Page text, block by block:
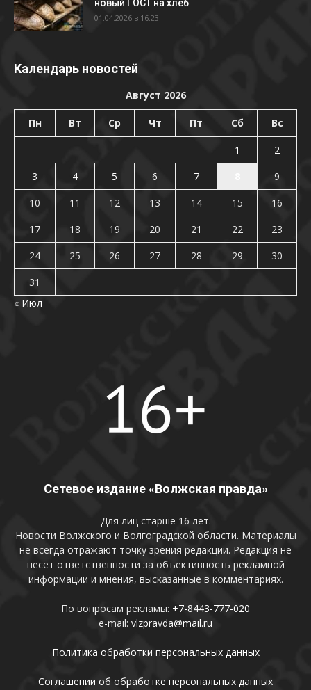
новый ГОСТ на хлеб
01.04.2026 в 16:23
Календарь новостей
Август 2026
Пн Вт Ср Чт Пт Сб Вс
1
2
3
4 5 6 7
9
10
11 12 13 14 15
16
17
18 19 20 21 22
23
24
25 26 27 28 29
30
31
« Июл
Сетевое издание «Волжская правда»
Для лиц старше 16 лет.
Новости Волжского и Волгоградской области. Материалы
не всегда отражают точку зрения редакции. Редакция не
несет ответственности за объективность рекламной
информации и мнения, высказанные в комментариях.
По вопросам рекламы: +7-8443-777-020
e-mail: vlzpravda@mail.ru
Политика обработки персональных данных
Соглашении об обработке персональных данных